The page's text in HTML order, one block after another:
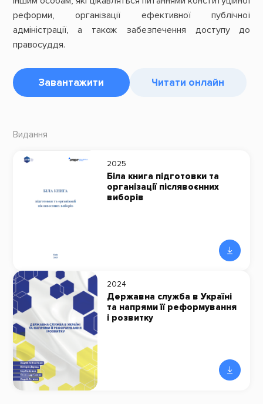
реформи, організації ефективної публічної
адміністрації, а також забезпечення доступу до
правосуддя.
Завантажити Читати онлайн
Видання
2025
Біла книга підготовки та
організації післявоєнних
виборів
2024
Державна служба в Україні
та напрями її реформування
і розвитку